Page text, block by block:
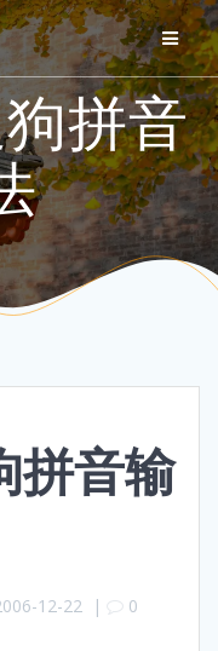
拼音
拼音输
12-22 | 0